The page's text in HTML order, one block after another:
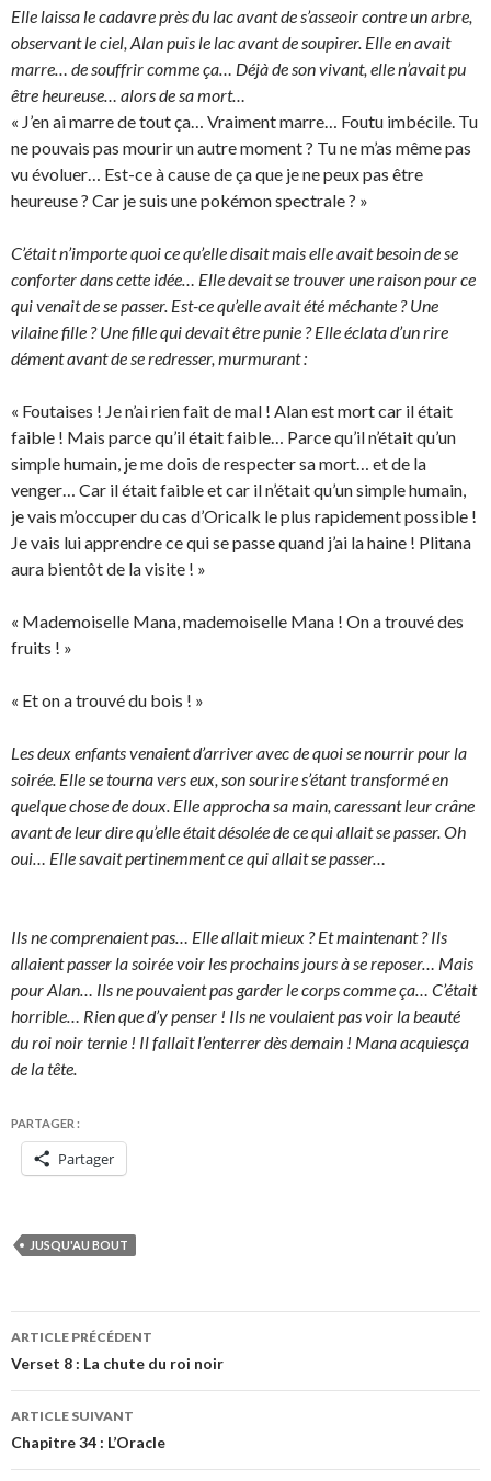
Elle laissa le cadavre près du lac avant de s’asseoir contre un arbre,
observant le ciel, Alan puis le lac avant de soupirer. Elle en avait
marre… de souffrir comme ça… Déjà de son vivant, elle n’avait pu
être heureuse… alors de sa mort…
« J’en ai marre de tout ça… Vraiment marre… Foutu imbécile. Tu
ne pouvais pas mourir un autre moment ? Tu ne m’as même pas
vu évoluer… Est-ce à cause de ça que je ne peux pas être
heureuse ? Car je suis une pokémon spectrale ? »
C’était n’importe quoi ce qu’elle disait mais elle avait besoin de se
conforter dans cette idée… Elle devait se trouver une raison pour ce
qui venait de se passer. Est-ce qu’elle avait été méchante ? Une
vilaine fille ? Une fille qui devait être punie ? Elle éclata d’un rire
dément avant de se redresser, murmurant :
« Foutaises ! Je n’ai rien fait de mal ! Alan est mort car il était
faible ! Mais parce qu’il était faible… Parce qu’il n’était qu’un
simple humain, je me dois de respecter sa mort… et de la
venger… Car il était faible et car il n’était qu’un simple humain,
je vais m’occuper du cas d’Oricalk le plus rapidement possible !
Je vais lui apprendre ce qui se passe quand j’ai la haine ! Plitana
aura bientôt de la visite ! »
« Mademoiselle Mana, mademoiselle Mana ! On a trouvé des
fruits ! »
« Et on a trouvé du bois ! »
Les deux enfants venaient d’arriver avec de quoi se nourrir pour la
soirée. Elle se tourna vers eux, son sourire s’étant transformé en
quelque chose de doux. Elle approcha sa main, caressant leur crâne
avant de leur dire qu’elle était désolée de ce qui allait se passer. Oh
oui… Elle savait pertinemment ce qui allait se passer…
Ils ne comprenaient pas… Elle allait mieux ? Et maintenant ? Ils
allaient passer la soirée voir les prochains jours à se reposer… Mais
pour Alan… Ils ne pouvaient pas garder le corps comme ça… C’était
horrible… Rien que d’y penser ! Ils ne voulaient pas voir la beauté
du roi noir ternie ! Il fallait l’enterrer dès demain ! Mana acquiesça
de la tête.
PARTAGER :
Partager
JUSQU'AU BOUT
Navigation
des
articles
ARTICLE PRÉCÉDENT
Verset 8 : La chute du roi noir
ARTICLE SUIVANT
Chapitre 34 : L’Oracle